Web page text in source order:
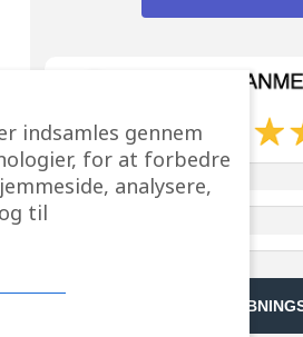
PRISER OG
indsamles gennem
for at forbedre
analysere,
til